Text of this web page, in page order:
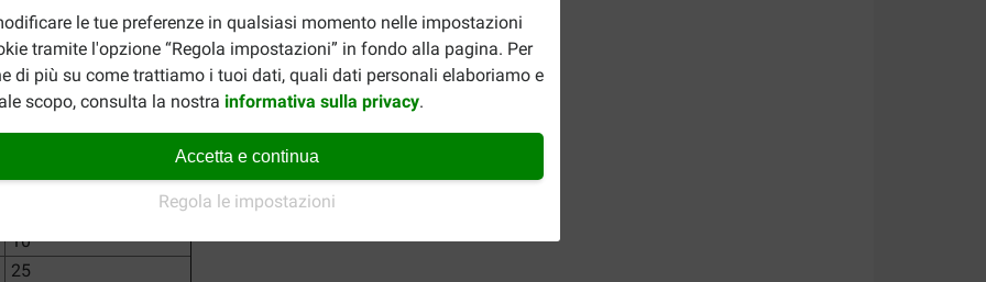
le tue preferenze in qualsiasi momento nelle impostazioni
tramite l'opzione “Regola impostazioni” in fondo alla pagina. Per
di più su come trattiamo i tuoi dati, quali dati personali elaboriamo e
scopo, consulta la nostra informativa sulla privacy.
Accetta e continua
Regola le impostazioni
Dose di crocchette (g)
10
25